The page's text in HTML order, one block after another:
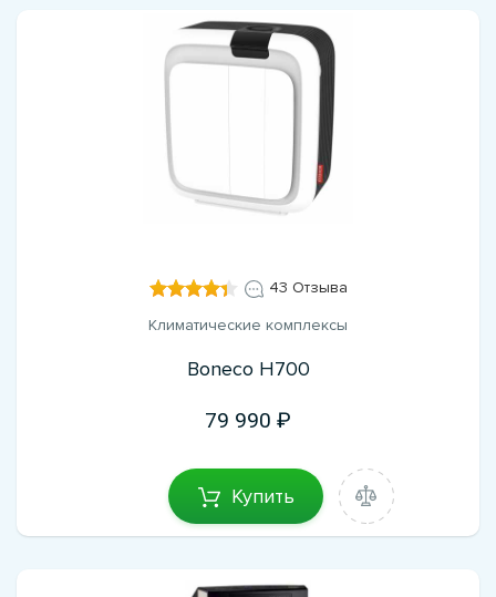
43 Отзыва
Климатические комплексы
Boneco H700
79 990
Купить